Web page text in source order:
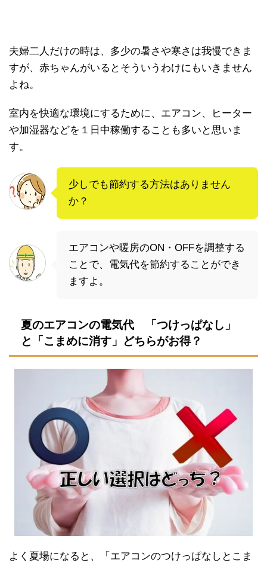
夫婦二人だけの時は、多少の暑さや寒さは我慢できま
すが、赤ちゃんがいるとそういうわけにもいきません
よね。
室内を快適な環境にするために、エアコン、ヒーター
や加湿器などを１日中稼働することも多いと思いま
す。
少しでも節約する方法はありません
か？
エアコンや暖房のON・OFFを調整する
ことで、電気代を節約することができ
ますよ。
夏のエアコンの電気代 「つけっぱなし」
と「こまめに消す」どちらがお得？
よく夏場になると、「エアコンのつけっぱなしとこま